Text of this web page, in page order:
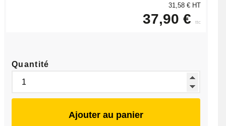
31,58 € HT
37,90 € ttc
Quantité
Ajouter au panier